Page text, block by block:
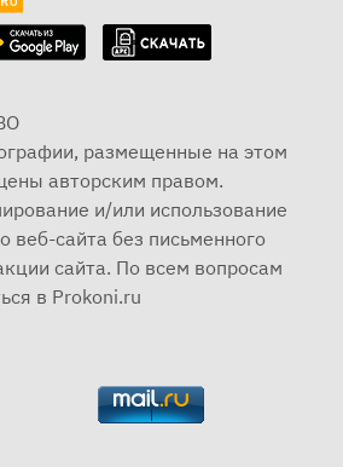
размещенные на этом
авторским правом.
и/или использование
веб-сайта без письменного
сайта. По всем вопросам
в Prokoni.ru